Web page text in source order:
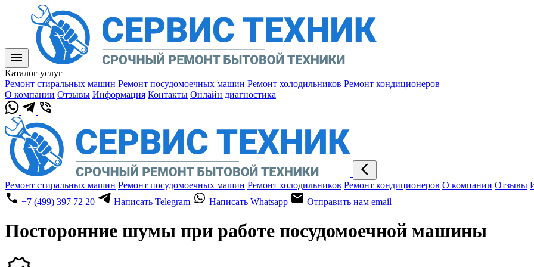
Каталог услуг
Ремонт стиральных машин Ремонт посудомоечных машин Ремонт холодильников Ремонт кондиционеров
О компании Отзывы Информация Контакты Онлайн диагностика
Ремонт стиральных машин Ремонт посудомоечных машин Ремонт холодильников Ремонт кондиционеров О компании Отзывы
+7 (499) 397 72 20
Написать Telegram Написать Whatsapp Отправить нам email
Посторонние шумы при работе посудомоечной машины